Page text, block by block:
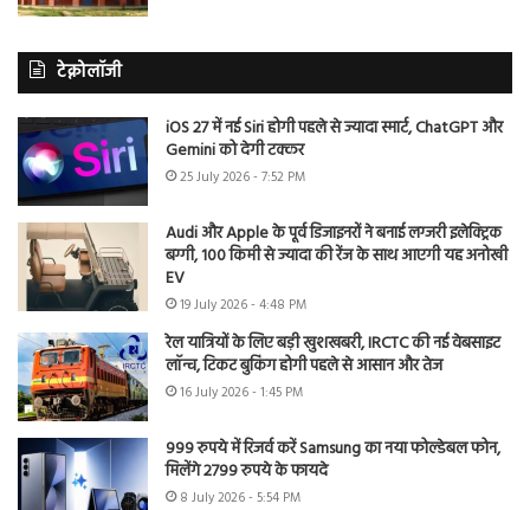
टेक्नोलॉजी
iOS 27 में नई Siri होगी पहले से ज्यादा स्मार्ट, ChatGPT और
Gemini को देगी टक्कर
25 July 2026 - 7:52 PM
Audi और Apple के पूर्व डिजाइनरों ने बनाई लग्जरी इलेक्ट्रिक
बग्गी, 100 किमी से ज्यादा की रेंज के साथ आएगी यह अनोखी
EV
19 July 2026 - 4:48 PM
रेल यात्रियों के लिए बड़ी खुशखबरी, IRCTC की नई वेबसाइट
लॉन्च, टिकट बुकिंग होगी पहले से आसान और तेज
16 July 2026 - 1:45 PM
999 रुपये में रिजर्व करें Samsung का नया फोल्डेबल फोन,
मिलेंगे 2799 रुपये के फायदे
8 July 2026 - 5:54 PM